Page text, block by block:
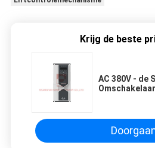
Krijg de beste
AC 380V - de